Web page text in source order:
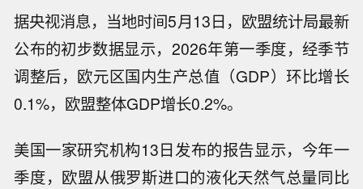
据央视消息，当地时间5月13日，欧盟统计局最新
公布的初步数据显示，2026年第一季度，经季节
调整后，欧元区国内生产总值（GDP）环比增长
0.1%，欧盟整体GDP增长0.2%。
美国一家研究机构13日发布的报告显示，今年一
季度，欧盟从俄罗斯进口的液化天然气总量同比